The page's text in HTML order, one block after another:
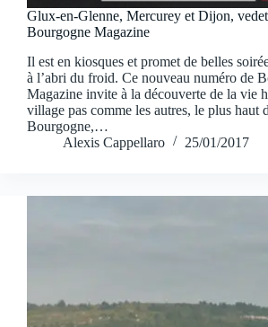
Glux-en-Glenne, Mercurey et Dijon,
Bourgogne Magazine
Il est en kiosques et promet de belles
à l’abri du froid. Ce nouveau numéro de
Magazine invite à la découverte de la vie
village pas comme les autres, le plus haut
Bourgogne,…
Alexis Cappellaro
25/01/2017